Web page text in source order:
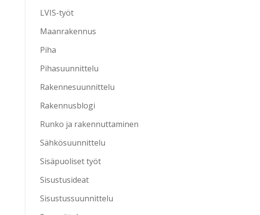
LVIS-työt
Maanrakennus
Piha
Pihasuunnittelu
Rakennesuunnittelu
Rakennusblogi
Runko ja rakennuttaminen
Sähkösuunnittelu
Sisäpuoliset työt
Sisustusideat
Sisustussuunnittelu